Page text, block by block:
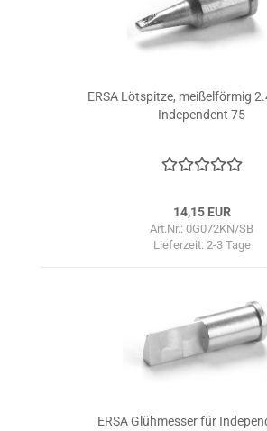
ERSA Lötspitze, meißelförmig
Independent 75
14,15 EUR
Art.Nr.: 0G072KN/SB
Lieferzeit: 2-3 Tage
ERSA Glühmesser für